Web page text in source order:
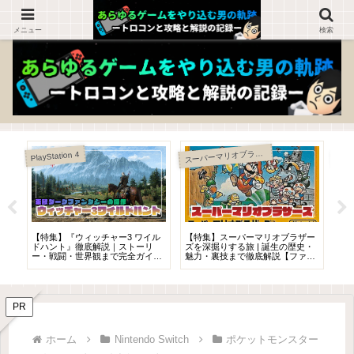
ゲームを知らない人でも楽しめるブログ！
PlayStation 4
【特集】『ウィッチャー3 ワイル
ドハント』徹底解説｜ストーリ
ー・戦闘・世界観まで完全ガイド
ス
ーパーマリオブラザーズ
【特集】スーパーマリオブラザー
ズを深掘りする旅 | 誕生の歴史・
魅力・裏技まで徹底解説【ファミ
PR
ホーム Nintendo Switch
ポケットモンスター
メニュー 検索